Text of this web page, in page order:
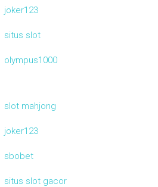
joker123
situs slot
olympus1000
slot mahjong
joker123
sbobet
situs slot gacor